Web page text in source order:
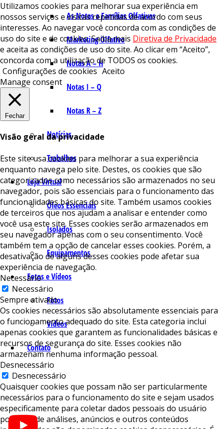
As Notas e Famílias Olfativas
Marketing Olfativo
Notas A – H
Notas I – Q
Notas R – Z
Notícias
Trabalhos
Loja Virtual
Óleos Essenciais
Isolados
Equipamentos
Fotos e Vídeos
Fotos
Vídeos
Contato
Utilizamos cookies para melhorar sua experiência em
nossos serviços e visitas repetidas de acordo com seus
interesses. Ao navegar você concorda com as condições de
uso do site e de cookies. Saiba mais Diretiva de Privacidade
e aceita as condições de uso do site. Ao clicar em “Aceito”,
concorda com a utilização de TODOS os cookies.
Configurações de cookies Aceito
Manage consent
Fechar
Visão geral da privacidade
Este site usa cookies para melhorar a sua experiência
enquanto navega pelo site. Destes, os cookies que são
categorizados como necessários são armazenados no seu
navegador, pois são essenciais para o funcionamento das
funcionalidades básicas do site. Também usamos cookies
de terceiros que nos ajudam a analisar e entender como
você usa este site. Esses cookies serão armazenados em
seu navegador apenas com o seu consentimento. Você
também tem a opção de cancelar esses cookies. Porém, a
desativação de alguns desses cookies pode afetar sua
experiência de navegação.
Necessário
Necessário
Sempre ativado
Os cookies necessários são absolutamente essenciais para
o funcionamento adequado do site. Esta categoria inclui
apenas cookies que garantem as funcionalidades básicas e
recursos de segurança do site. Esses cookies não
armazenam nenhuma informação pessoal.
Desnecessário
Desnecessário
Quaisquer cookies que possam não ser particularmente
necessários para o funcionamento do site e sejam usados ​​
especificamente para coletar dados pessoais do usuário
por meio de análises, anúncios e outros conteúdos